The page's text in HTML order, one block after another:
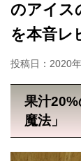
のアイス
を本音レ
投稿日：2020
果汁
魔法」